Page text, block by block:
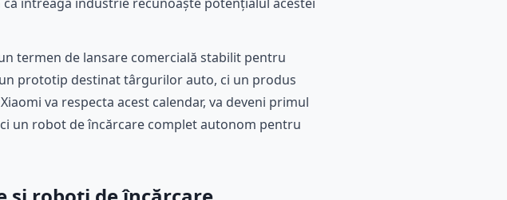
termen de lansare comercială stabilit pentru
prototip destinat târgurilor auto, ci un produs
va respecta acest calendar, va deveni primul
un robot de încărcare complet autonom pentru